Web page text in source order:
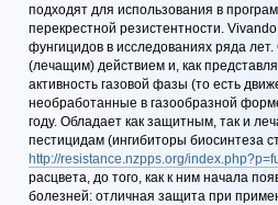
подходят для использования в
перекрестной резистентности.
фунгицидов в исследованиях ряда
(лечащим) действием и, как
активность газовой фазы (то есть
необработанные в газообразной
году. Обладает как защитным, так и
пестицидам (ингибиторы биосинтеза
http://resistance.nzpps.org/
расцвета, до того, как к ним начала
болезней: отличная защита при